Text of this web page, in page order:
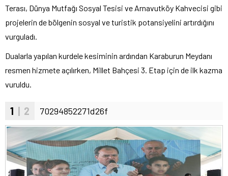
Terası, Dünya Mutfağı Sosyal Tesisi ve Arnavutköy Kahvecisi gibi
projelerin de bölgenin sosyal ve turistik potansiyelini artırdığını
vurguladı.
Dualarla yapılan kurdele kesiminin ardından Karaburun Meydanı
resmen hizmete açılırken, Millet Bahçesi 3. Etap için de ilk kazma
vuruldu.
1 | 2 70294852271d26f